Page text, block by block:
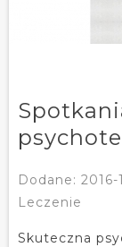
Dodane: 2016-
Leczenie
Skuteczna